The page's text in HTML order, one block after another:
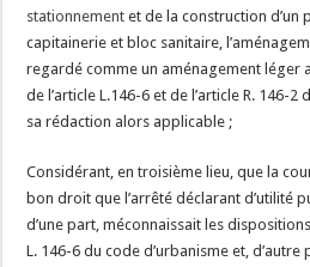
stationnement et de la construction d’un
capitainerie et bloc sanitaire,
regardé comme un aménagement léger
de l’article L.146-6 et de l’article R. 146-2
sa rédaction alors applicable ;
Considérant, en troisième lieu, que la
bon droit que l’arrêté déclarant d’utilité
d’une part, méconnaissait les
L. 146-6 du code d’urbanisme et, d’autre